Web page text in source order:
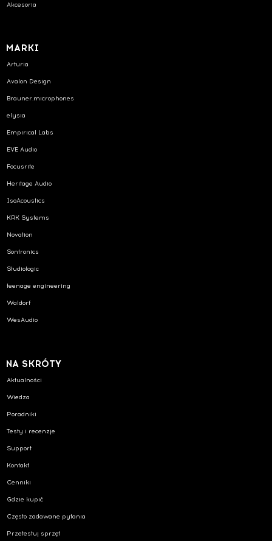
Akcesoria
MARKI
Arturia
Avalon Design
Brauner.microphones
elysia
Empirical Labs
EVE Audio
Focusrite
Heritage Audio
IsoAcoustics
KRK Systems
Novation
Sontronics
Studiologic
teenage engineering
Waldorf
WesAudio
NA SKRÓTY
Aktualności
Wiedza
Poradniki
Testy i recenzje
Support
Kontakt
Cenniki
Gdzie kupić
Często zadawane pytania
Przetestuj sprzęt